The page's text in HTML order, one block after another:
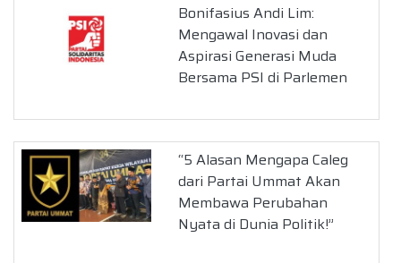
Bonifasius Andi Lim:
Mengawal Inovasi dan
Aspirasi Generasi Muda
Bersama PSI di Parlemen
“5 Alasan Mengapa Caleg
dari Partai Ummat Akan
Membawa Perubahan
Nyata di Dunia Politik!”